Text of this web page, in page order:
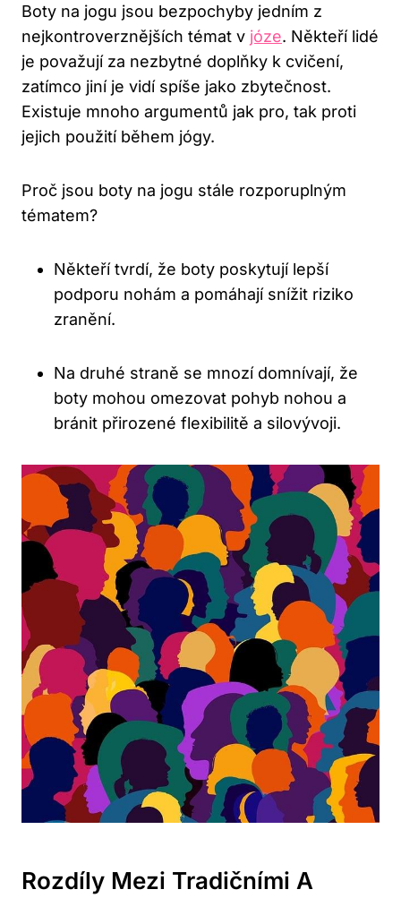
Boty na jogu jsou bezpochyby jedním z
nejkontroverznějších témat v józe. Někteří lidé
je považují za nezbytné doplňky k cvičení,
zatímco jiní je vidí spíše jako zbytečnost.
Existuje mnoho argumentů jak pro, tak proti
jejich použití během jógy.
Proč jsou boty na jogu stále rozporuplným
tématem?
Někteří tvrdí, že boty poskytují lepší
podporu nohám a pomáhají snížit riziko
zranění.
Na druhé straně se mnozí domnívají, že
boty mohou omezovat pohyb nohou a
bránit přirozené flexibilitě a silovývoji.
Rozdíly Mezi Tradičními A